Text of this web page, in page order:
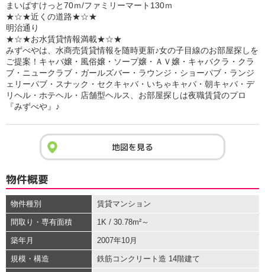
まいばすけっと70ｍ/ファミリーマート130ｍ
★☆★近くの道路★☆★
明治通り
★☆★お水賃貸情報満載★☆★
みずべやは、水商売賃貸情報を随時更新♪女の子目線のお部屋探しを
ご提案！キャバ嬢・風俗嬢・ソープ嬢・ＡＶ嬢・キャバクラ・クラ
ブ・ニュークラブ・ガールズバー・ラウンジ・ショーパブ・ランジ
ェリーパブ・スナック・セクキャバ・いちゃキャバ・朝キャバ・デ
リヘル・ホテヘル・店舗型ヘルス、お部屋探しは夜職賃貸のプロ
『みずべや』♪
地図を見る
物件概要
物件種別 賃貸マンション
間取り・専有面積 1K / 30.78m²～
築年月 2007年10月
規模・構造 鉄筋コンクリート造 14階建て